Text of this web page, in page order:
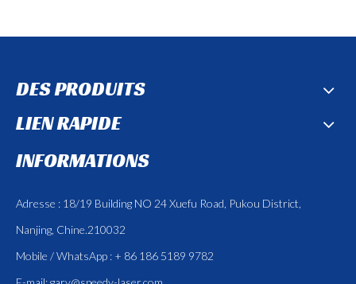
DES PRODUITS
LIEN RAPIDE
INFORMATIONS
Adresse : 18/19 Building NO 24 Xuefu Road, Pukou District,
Nanjing, Chine.210032
Mobile / WhatsApp : + 86 186 5189 9782